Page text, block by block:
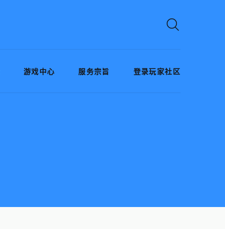
游戏中心 服务宗旨 登录玩家社区